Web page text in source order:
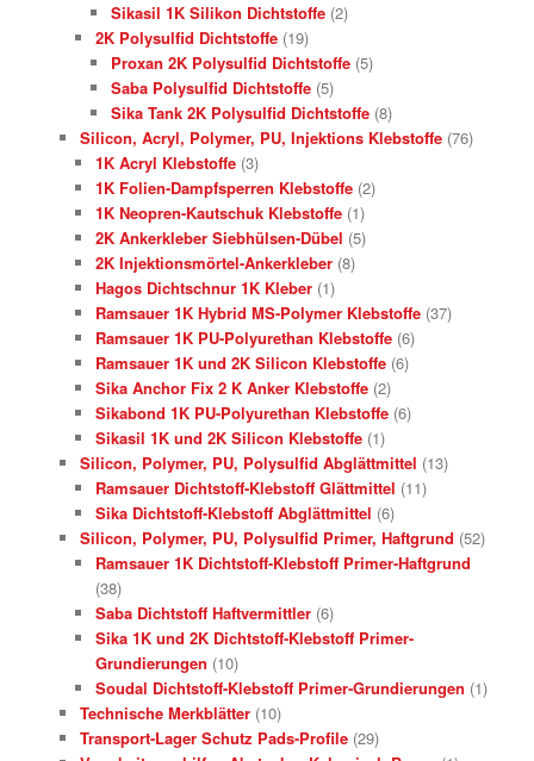
Sikasil 1K Silikon Dichtstoffe (2)
2K Polysulfid Dichtstoffe (19)
Proxan 2K Polysulfid Dichtstoffe (5)
Saba Polysulfid Dichtstoffe (5)
Sika Tank 2K Polysulfid Dichtstoffe (8)
Silicon, Acryl, Polymer, PU, Injektions Klebstoffe (76)
1K Acryl Klebstoffe (3)
1K Folien-Dampfsperren Klebstoffe (2)
1K Neopren-Kautschuk Klebstoffe (1)
2K Ankerkleber Siebhülsen-Dübel (5)
2K Injektionsmörtel-Ankerkleber (8)
Hagos Dichtschnur 1K Kleber (1)
Ramsauer 1K Hybrid MS-Polymer Klebstoffe (37)
Ramsauer 1K PU-Polyurethan Klebstoffe (6)
Ramsauer 1K und 2K Silicon Klebstoffe (6)
Sika Anchor Fix 2 K Anker Klebstoffe (2)
Sikabond 1K PU-Polyurethan Klebstoffe (6)
Sikasil 1K und 2K Silicon Klebstoffe (1)
Silicon, Polymer, PU, Polysulfid Abglättmittel (13)
Ramsauer Dichtstoff-Klebstoff Glättmittel (11)
Sika Dichtstoff-Klebstoff Abglättmittel (6)
Silicon, Polymer, PU, Polysulfid Primer, Haftgrund (52)
Ramsauer 1K Dichtstoff-Klebstoff Primer-Haftgrund
(38)
Saba Dichtstoff Haftvermittler (6)
Sika 1K und 2K Dichtstoff-Klebstoff Primer-
Grundierungen (10)
Soudal Dichtstoff-Klebstoff Primer-Grundierungen (1)
Technische Merkblätter (10)
Transport-Lager Schutz Pads-Profile (29)